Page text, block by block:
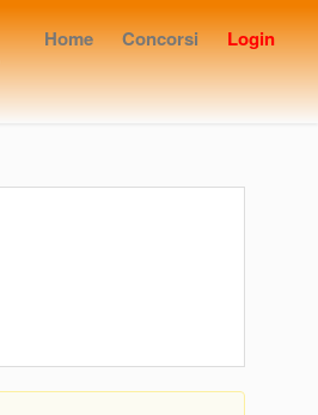
Home Concorsi Login